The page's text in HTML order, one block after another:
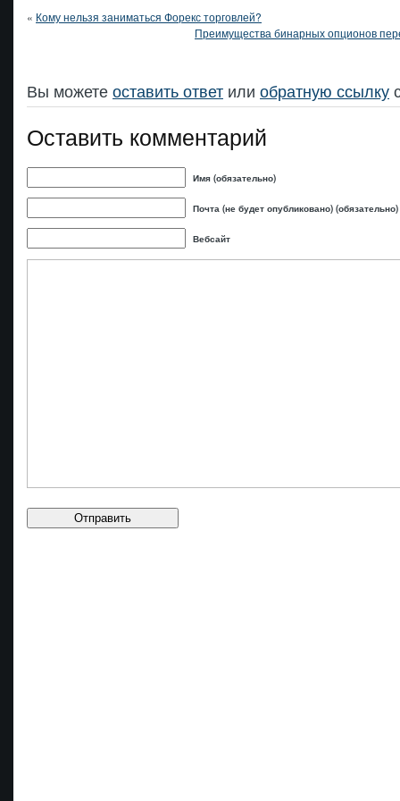
« Кому нельзя заниматься Форекс торговлей?
Преимущества бинарных опционов
Вы можетеоставить ответ или обратную ссылку
Оставить комментарий
Имя (обязательно)
Почта (не будет опубликовано) (обязательно)
Вебсайт